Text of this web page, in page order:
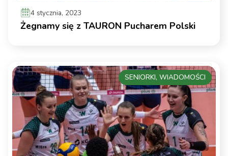
4 stycznia, 2023
Żegnamy się z TAURON Pucharem Polski
SENIORKI, WIADOMOŚCI